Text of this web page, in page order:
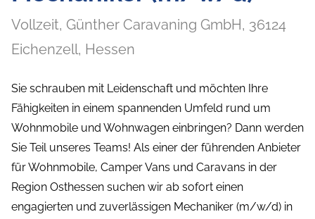
Vollzeit, Günther Caravaning GmbH, 36124
Eichenzell, Hessen
Sie schrauben mit Leidenschaft und möchten Ihre
Fähigkeiten in einem spannenden Umfeld rund um
Wohnmobile und Wohnwagen einbringen? Dann werden
Sie Teil unseres Teams! Als einer der führenden Anbieter
für Wohnmobile, Camper Vans und Caravans in der
Region Osthessen suchen wir ab sofort einen
engagierten und zuverlässigen Mechaniker (m/w/d) in